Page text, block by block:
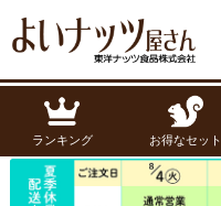
ランキング お得なセット